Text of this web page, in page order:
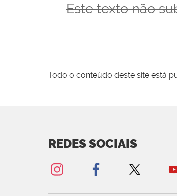
Este texto não
Todo o conteúdo deste site está
REDES SOCIAIS